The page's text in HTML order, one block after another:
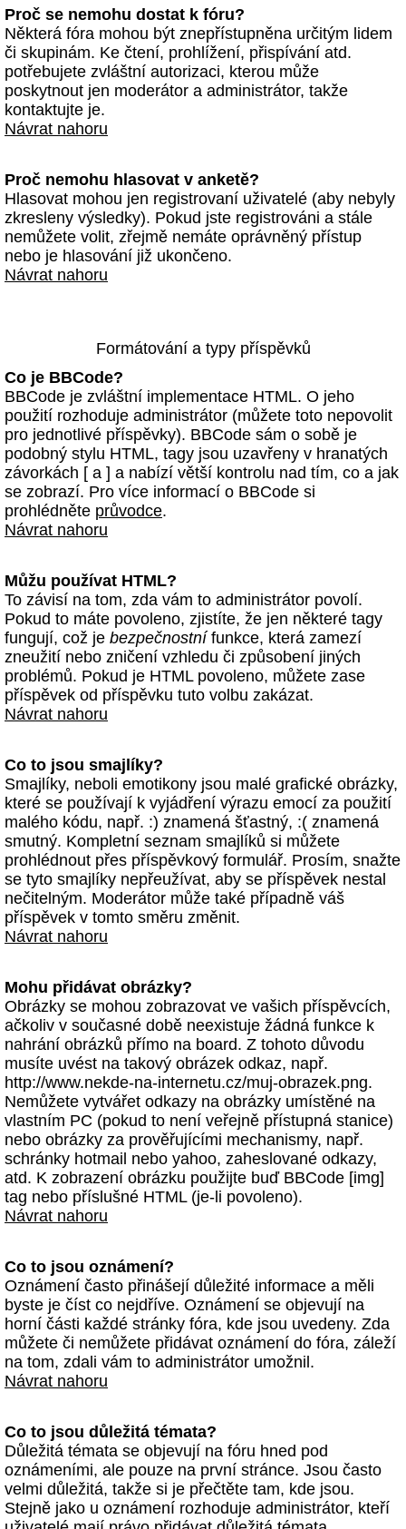
Proč se nemohu dostat k fóru?
Některá fóra mohou být znepřístupněna určitým lidem
či skupinám. Ke čtení, prohlížení, přispívání atd.
potřebujete zvláštní autorizaci, kterou může
poskytnout jen moderátor a administrátor, takže
kontaktujte je.
Návrat nahoru
Proč nemohu hlasovat v anketě?
Hlasovat mohou jen registrovaní uživatelé (aby nebyly
zkresleny výsledky). Pokud jste registrováni a stále
nemůžete volit, zřejmě nemáte oprávněný přístup
nebo je hlasování již ukončeno.
Návrat nahoru
Formátování a typy příspěvků
Co je BBCode?
BBCode je zvláštní implementace HTML. O jeho
použití rozhoduje administrátor (můžete toto nepovolit
pro jednotlivé příspěvky). BBCode sám o sobě je
podobný stylu HTML, tagy jsou uzavřeny v hranatých
závorkách [ a ] a nabízí větší kontrolu nad tím, co a jak
se zobrazí. Pro více informací o BBCode si
prohlédněte průvodce.
Návrat nahoru
Můžu používat HTML?
To závisí na tom, zda vám to administrátor povolí.
Pokud to máte povoleno, zjistíte, že jen některé tagy
fungují, což je bezpečnostnífunkce, která zamezí
zneužití nebo zničení vzhledu či způsobení jiných
problémů. Pokud je HTML povoleno, můžete zase
příspěvek od příspěvku tuto volbu zakázat.
Návrat nahoru
Co to jsou smajlíky?
Smajlíky, neboli emotikony jsou malé grafické obrázky,
které se používají k vyjádření výrazu emocí za použití
malého kódu, např. :) znamená šťastný, :( znamená
smutný. Kompletní seznam smajlíků si můžete
prohlédnout přes příspěvkový formulář. Prosím, snažte
se tyto smajlíky nepřeužívat, aby se příspěvek nestal
nečitelným. Moderátor může také případně váš
příspěvek v tomto směru změnit.
Návrat nahoru
Mohu přidávat obrázky?
Obrázky se mohou zobrazovat ve vašich příspěvcích,
ačkoliv v současné době neexistuje žádná funkce k
nahrání obrázků přímo na board. Z tohoto důvodu
musíte uvést na takový obrázek odkaz, např.
http://www.nekde-na-internetu.cz/muj-obrazek.png.
Nemůžete vytvářet odkazy na obrázky umístěné na
vlastním PC (pokud to není veřejně přístupná stanice)
nebo obrázky za prověřujícími mechanismy, např.
schránky hotmail nebo yahoo, zaheslované odkazy,
atd. K zobrazení obrázku použijte buď BBCode [img]
tag nebo příslušné HTML (je-li povoleno).
Návrat nahoru
Co to jsou oznámení?
Oznámení často přinášejí důležité informace a měli
byste je číst co nejdříve. Oznámení se objevují na
horní části každé stránky fóra, kde jsou uvedeny. Zda
můžete či nemůžete přidávat oznámení do fóra, záleží
na tom, zdali vám to administrátor umožnil.
Návrat nahoru
Co to jsou důležitá témata?
Důležitá témata se objevují na fóru hned pod
oznámeními, ale pouze na první stránce. Jsou často
velmi důležitá, takže si je přečtěte tam, kde jsou.
Stejně jako u oznámení rozhoduje administrátor, kteří